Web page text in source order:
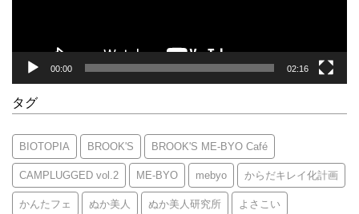
00:00 02:16
タグ
BIOTOPIA BROOK'S BROOK'S ME-BYO Café
CAMPLUGGED vol.2 ME-BYO mebyo からだキレイ化計画
かんたフェ ぬか美人 ぬか美人研究所 よさこい